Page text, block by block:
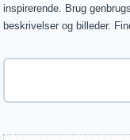
inspirerende. Brug
beskrivelser og billeder.